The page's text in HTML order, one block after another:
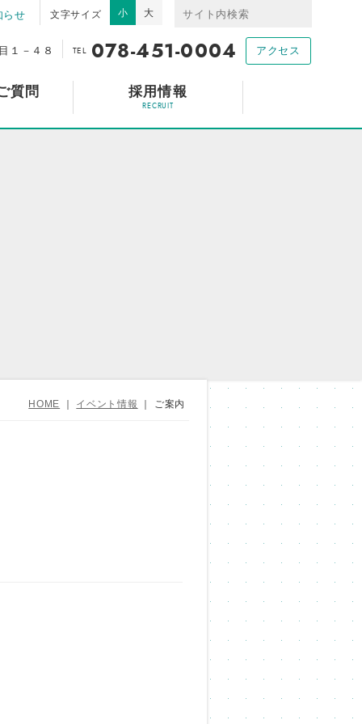
らせ 文字サイズ 小 大
１－４８ TEL 078-451-0004 アクセス
質問 採用情報
HOME イベント情報 ご案内